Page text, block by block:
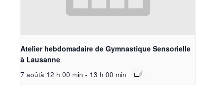
Atelier hebdomadaire de Gymnastique Sensorielle
à Lausanne
7 aoûtà 12 h 00 min - 13 h 00 min